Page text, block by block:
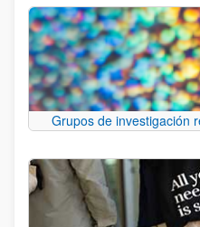
Grupos de investigación